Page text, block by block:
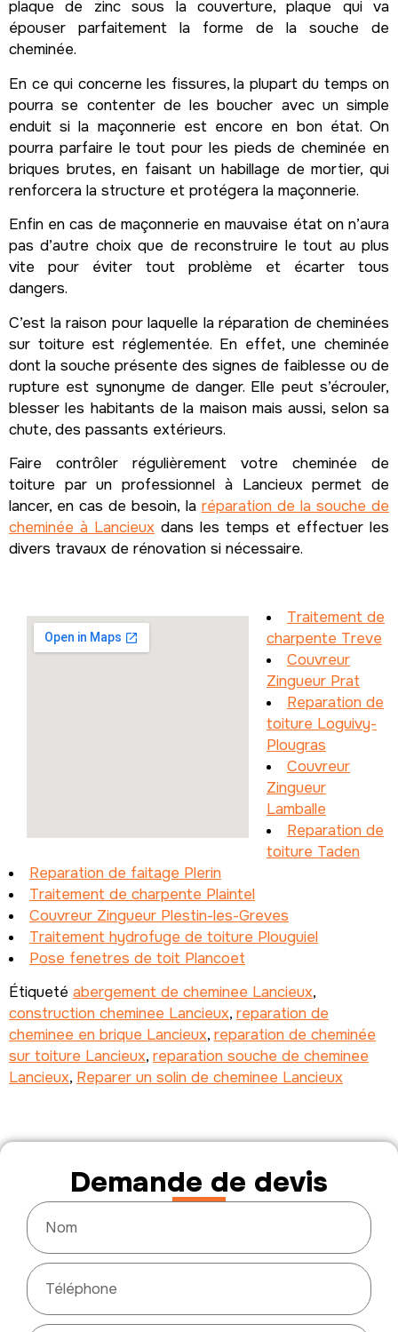
plaque de zinc sous la couverture, plaque qui va
épouser parfaitement la forme de la souche de
cheminée.
En ce qui concerne les fissures, la plupart du temps on
pourra se contenter de les boucher avec un simple
enduit si la maçonnerie est encore en bon état. On
pourra parfaire le tout pour les pieds de cheminée en
briques brutes, en faisant un habillage de mortier, qui
renforcera la structure et protégera la maçonnerie.
Enfin en cas de maçonnerie en mauvaise état on n’aura
pas d’autre choix que de reconstruire le tout au plus
vite pour éviter tout problème et écarter tous
dangers.
C’est la raison pour laquelle la réparation de cheminées
sur toiture est réglementée. En effet, une cheminée
dont la souche présente des signes de faiblesse ou de
rupture est synonyme de danger. Elle peut s’écrouler,
blesser les habitants de la maison mais aussi, selon sa
chute, des passants extérieurs.
Faire contrôler régulièrement votre cheminée de
toiture par un professionnel à Lancieux permet de
lancer, en cas de besoin, la réparation de la souche de
cheminée à Lancieux dans les temps et effectuer les
divers travaux de rénovation si nécessaire.
Traitement de
charpente Treve
Couvreur
Zingueur Prat
Reparation de
toiture Loguivy-
Plougras
Couvreur
Zingueur
Lamballe
Reparation de
toiture Taden
Reparation de faitage Plerin
Traitement de charpente Plaintel
Couvreur Zingueur Plestin-les-Greves
Traitement hydrofuge de toiture Plouguiel
Pose fenetres de toit Plancoet
Étiqueté abergement de cheminee Lancieux,
construction cheminee Lancieux, reparation de
cheminee en brique Lancieux, reparation de cheminée
sur toiture Lancieux, reparation souche de cheminee
Lancieux, Reparer un solin de cheminee Lancieux
Demande de devis